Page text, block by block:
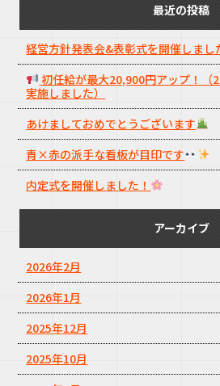
最近の投稿
経営方針発表会&表彰式を開催しまし
初任給が最大20,900円アップ！（
実施しました）
あけましておめでとうございます
青×赤の派手な看板が目印です
内定式を開催しました！
アーカイブ
2026年2月
2026年1月
2025年12月
2025年10月